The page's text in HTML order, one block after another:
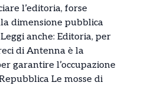
l’editoria, forse
dimensione pubblica
anche: Editoria, per
di Antenna è la
garantire l’occupazione
Le mosse di